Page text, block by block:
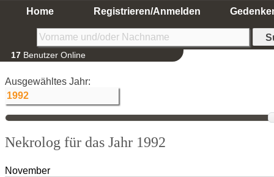
Home Registrieren/Anmelden
17 Benutzer Online
Ausgewähltes Jahr:
Nekrolog für das Jahr 1992
November